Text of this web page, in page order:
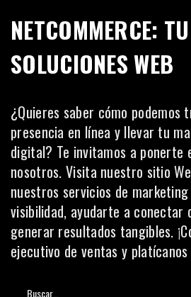
NETCOMMERCE:
SOLUCIONES WEB
¿Quieres saber cómo
presencia en línea y llevar tu
digital? Te invitamos a ponerte
nosotros. Visita nuestro sitio
nuestros servicios de
visibilidad, ayudarte a conectar
generar resultados tangibles.
ejecutivo de ventas y